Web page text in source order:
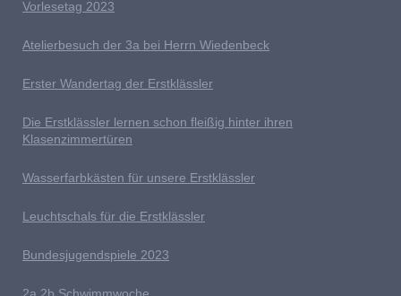
Vorlesetag 2023
Atelierbesuch der 3a bei Herrn Wiedenbeck
Erster Wandertag der Erstklässler
Die Erstklässler lernen schon fleißig hinter ihren
Klasenzimmertüren
Wasserfarbkästen für unsere Erstklässler
L euchtschals für die Erstklässler
Bundesjugendspiele 2023